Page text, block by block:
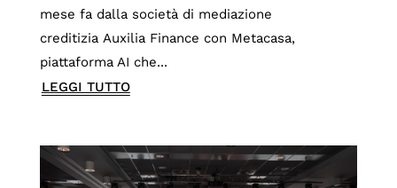
mese fa dalla società di mediazione
creditizia Auxilia Finance con Metacasa,
piattaforma AI che...
LEGGI TUTTO